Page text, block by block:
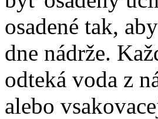
osadené tak,
dne nádrže.
odteká voda z
alebo